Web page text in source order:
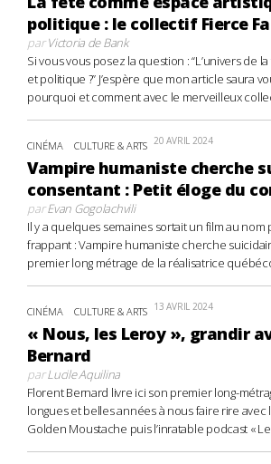
politique : le collectif Fierce
parVictoria de Bank
Si vous vous posez la question : “L’univers de
et politique ?” J’espère que mon article saura
pourquoi et comment avec le merveilleux
CINÉMA CULTURE & ARTS 20 AVRIL 2024
Vampire humaniste cherche
consentant : Petit éloge du
parEvan Gogolachvili
Il y a quelques semaines sortait un film au
frappant : Vampire humaniste cherche
premier long métrage de la réalisatrice
CINÉMA CULTURE & ARTS 13 AVRIL 2024
« Nous, les Leroy », grandir
Bernard
parLucile Aquilina
Florent Bernard livre ici son premier long-
longues et belles années à nous faire rire avec
Golden Moustache puis l’inratable podcast «